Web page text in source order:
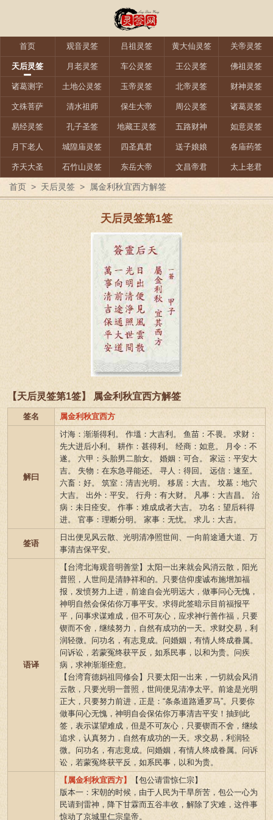
首页 观音灵签 吕祖灵签 黄大仙灵签 关帝灵签
天后灵签 月老灵签 车公灵签 王公灵签 佛祖灵签
诸葛测字 土地公灵签 玉帝灵签 北帝灵签 财神灵签
文殊菩萨 清水祖师 保生大帝 周公灵签 诸葛灵签
易经灵签 孔子圣签 地藏王灵签 五路财神 如意灵签
月下老人 城隍庙灵签 四圣真君 送子娘娘 各庙药签
齐天大圣 石竹山灵签 东岳大帝 文昌帝君 太上老君
首页 > 天后灵签 > 属金利秋宜西方解签
天后灵签第1签
【天后灵签第1签】 属金利秋宜西方解签
签名 属金利秋宜西方
解曰
讨海：渐渐得利。 作塭：大吉利。 鱼苗：不畏。 求财：
先大进后小利。 耕作：甚得利。 经商：如意。 月令：不
遂。 六甲：头胎男二胎女。 婚姻：可合。 家运：平安大
吉。 失物：在东急寻能还。 寻人：得回。 远信：速至。
六畜：好。 筑室：清吉光明。 移居：大吉。 坟墓：地穴
大吉。 出外：平安。 行舟：有大财。 凡事：大吉昌。 治
病：未日痊安。 作事：难成成者大吉。 功名：望后科得
进。 官事：理断分明。 家事：无忧。 求儿：大吉。
签语
日出便见风云散、光明清净照世间、一向前途通大道、万
事清吉保平安。
语译
【台湾北海观音明善堂】太阳一出来就会风消云散，阳光
普照，人世间是清静祥和的。只要信仰虔诚布施增加福
报，发愤努力上进，前途自会光明远大，做事问心无愧，
神明自然会保佑你万事平安。求得此签暗示目前福报平
平，问事求谋难成，但不可灰心，应求神行善作福，只要
锲而不舍，继续努力，自然有成功的一天。求财交易，利
润轻微。问功名，有志竟成。问婚姻，有情人终成眷属。
问诉讼，若蒙冤终获平反，如系民事，以和为贵。问疾
病，求神渐渐痊愈。
【台湾育德妈祖同修会】只要太阳一出来，一切就会风消
云散，只要光明一普照，世间便见清净太平。前途是光明
正大，只要努力前进，正是：“条条道路通罗马”。只要你
做事问心无愧，神明自会保佑你万事清吉平安！抽到此
签，表示谋望难成，但是不可灰心，只要锲而不舍，继续
追求，认真努力，自然有成功的一天。求交易，利润轻
微。问功名，有志竟成。问婚姻，有情人终成眷属。问诉
讼，若蒙冤终获平反，如系民事，以和为贵。
【属金利秋宜西方】
【包公请雷惊仁宗】
版本一：宋朝的时候，由于人民为干旱所苦，包公一心为
民请到雷神，降下甘霖而五谷丰收，解除了灾难，这件事
惊动了京城里仁宗皇帝。